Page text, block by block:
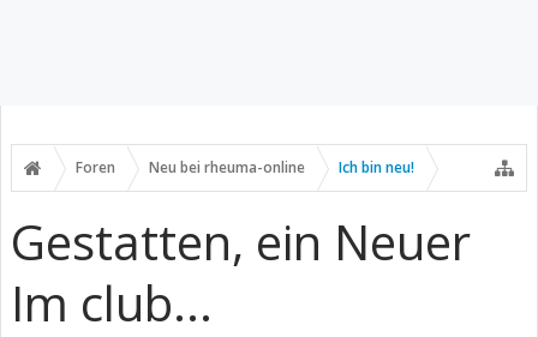
Foren Neu bei rheuma-online Ich bin neu!
Gestatten, ein Neuer
Im club...